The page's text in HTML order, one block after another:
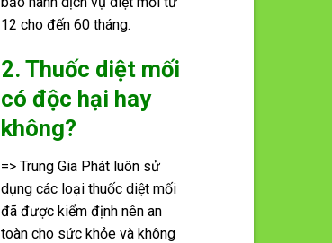
12 cho đến 60 tháng.
2. Thuốc diệt mối
có độc hại hay
không?
=> Trung Gia Phát luôn sử
dụng các loại thuốc diệt mối
đã được kiểm định nên an
toàn cho sức khỏe và không